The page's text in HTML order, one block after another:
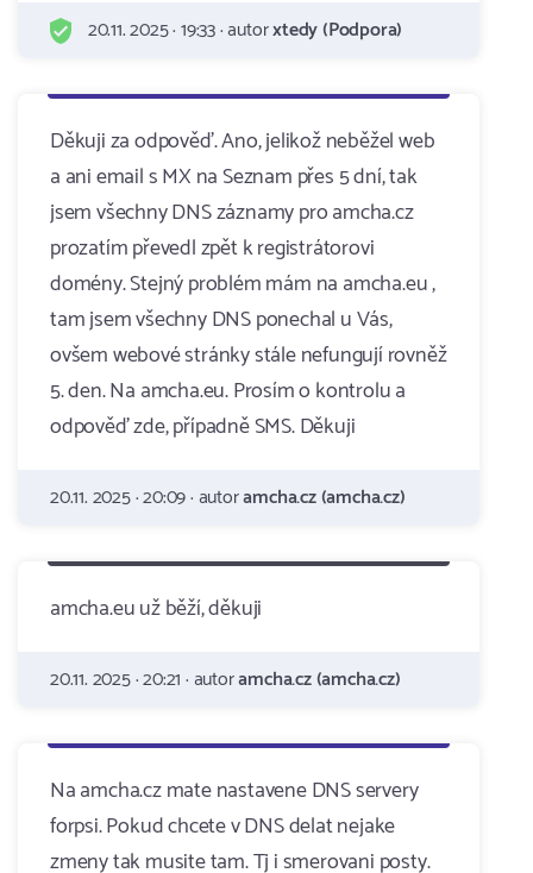
20.11. 2025 · 19:33 · autorxtedy (Podpora)
Děkuji za odpověď. Ano, jelikož neběžel web
a ani email s MX na Seznam přes 5 dní, tak
jsem všechny DNS záznamy pro amcha.cz
prozatím převedl zpět k registrátorovi
domény. Stejný problém mám na amcha.eu ,
tam jsem všechny DNS ponechal u Vás,
ovšem webové stránky stále nefungují rovněž
5. den. Na amcha.eu. Prosím o kontrolu a
odpověď zde, případně SMS. Děkuji
20.11. 2025 · 20:09 · autoramcha.cz (amcha.cz)
amcha.eu už běží, děkuji
20.11. 2025 · 20:21 · autoramcha.cz (amcha.cz)
Na amcha.cz mate nastavene DNS servery
forpsi. Pokud chcete v DNS delat nejake
zmeny tak musite tam. Tj i smerovani posty.